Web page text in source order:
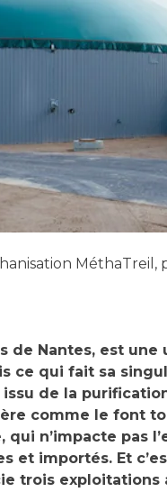
MéthaTreil,
de Nantes, est une
ce qui fait sa
issu de la
comme le font
n’impacte pas
et importés. Et
trois exploitations